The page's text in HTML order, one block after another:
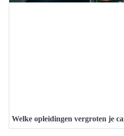
Welke opleidingen vergroten je